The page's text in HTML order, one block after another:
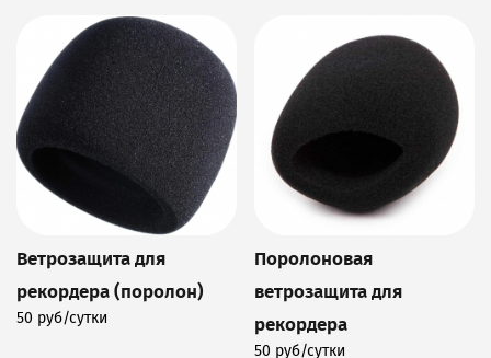
Ветрозащита для
рекордера (поролон)
50 руб/сутки
Поролоновая
ветрозащита для
рекордера
50 руб/сутки